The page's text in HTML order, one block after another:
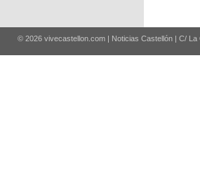
© 2026 vivecastellon.com | Noticias Castellón | C/